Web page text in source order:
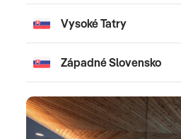
Vysoké Tatry
Západné Slovensko